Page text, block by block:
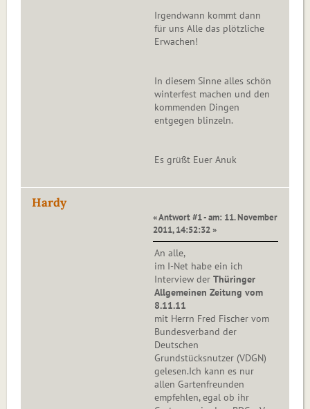
Irgendwann kommt dann
für uns Alle das plötzliche
Erwachen!
In diesem Sinne alles schön
winterfest machen und den
kommenden Dingen
entgegen blinzeln.
Es grüßt Euer Anuk
Hardy
« Antwort #1 - am: 11. November
2011, 14:52:32 »
An alle,
im I-Net habe ein ich
Interview der Thüringer
Allgemeinen Zeitung vom
8.11.11
mit Herrn Fred Fischer vom
Bundesverband der
Deutschen
Grundstücksnutzer (VDGN)
gelesen.Ich kann es nur
allen Gartenfreunden
empfehlen, egal ob ihr